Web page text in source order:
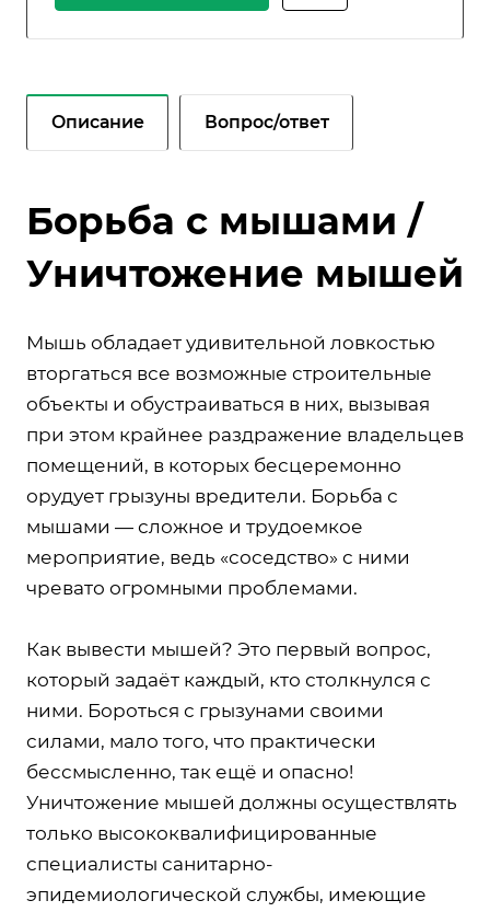
Описание Вопрос/ответ
Борьба с мышами /
Уничтожение мышей
Мышь обладает удивительной ловкостью
вторгаться все возможные строительные
объекты и обустраиваться в них, вызывая
при этом крайнее раздражение владельцев
помещений, в которых бесцеремонно
орудует грызуны вредители. Борьба с
мышами — сложное и трудоемкое
мероприятие, ведь «соседство» с ними
чревато огромными проблемами.
Как вывести мышей? Это первый вопрос,
который задаёт каждый, кто столкнулся с
ними. Бороться с грызунами своими
силами, мало того, что практически
бессмысленно, так ещё и опасно!
Уничтожение мышей должны осуществлять
только высококвалифицированные
специалисты санитарно-
эпидемиологической службы, имеющие